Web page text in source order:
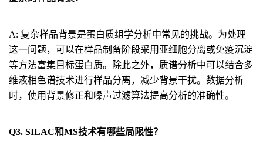
A: 复杂样品背景是蛋白质组学分析中常见的挑战。为处理
这一问题，可以在样品制备阶段采用亚细胞分离或免疫沉淀
等方法富集目标蛋白质。除此之外，质谱分析中可以结合多
维液相色谱技术进行样品分离，减少背景干扰。数据分析
时，使用背景修正和噪声过滤算法提高分析的准确性。
Q3. SILAC和MS技术有哪些局限性？